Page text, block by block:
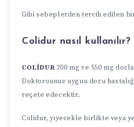
Gibi sebeplerden tercih edilen
Colidur nasıl kullanılır?
COLİDUR 200 mg ve 550 mg
Doktorounuz uygun dozu
reçete edecektir.
Colidur, yiyecekle birlikte veya